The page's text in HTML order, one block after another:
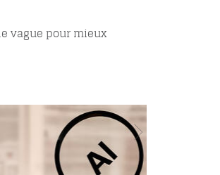
vague pour mieux